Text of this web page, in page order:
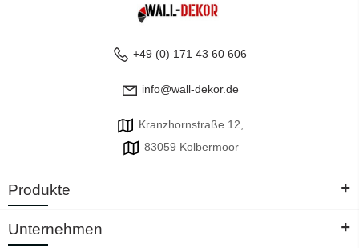
+49 (0) 171 43 60 606
info@wall-dekor.de
Kranzhornstraße 12,
83059 Kolbermoor
Produkte +
Unternehmen +